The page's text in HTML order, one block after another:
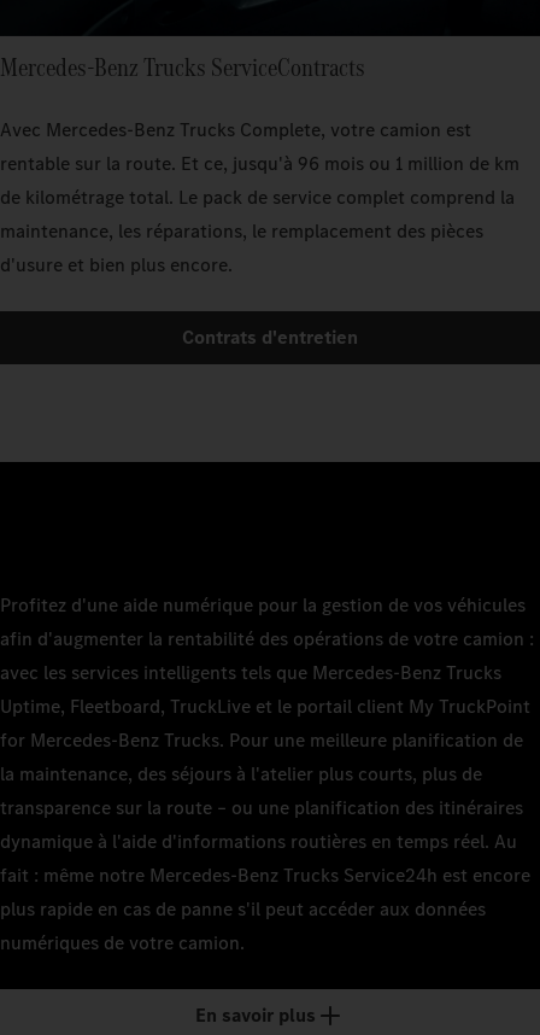
Mercedes-Benz Trucks ServiceContracts
Avec Mercedes-Benz Trucks Complete, votre camion est
rentable sur la route. Et ce, jusqu'à 96 mois ou 1 million de km
de kilométrage total. Le pack de service complet comprend la
maintenance, les réparations, le remplacement des pièces
d'usure et bien plus encore.
Contrats d'entretien
Profitez d'une aide numérique pour la gestion de vos véhicules
afin d'augmenter la rentabilité des opérations de votre camion :
avec les services intelligents tels que Mercedes-Benz Trucks
Uptime, Fleetboard, TruckLive et le portail client My TruckPoint
for Mercedes-Benz Trucks. Pour une meilleure planification de
la maintenance, des séjours à l'atelier plus courts, plus de
transparence sur la route – ou une planification des itinéraires
dynamique à l'aide d'informations routières en temps réel. Au
fait : même notre Mercedes-Benz Trucks Service24h est encore
plus rapide en cas de panne s'il peut accéder aux données
numériques de votre camion.
En savoir plus